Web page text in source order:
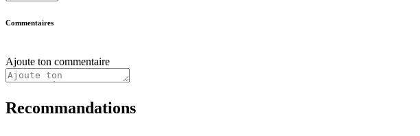
Commentaires
Ajoute ton commentaire
Recommandations